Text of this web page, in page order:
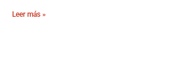
Leer más »